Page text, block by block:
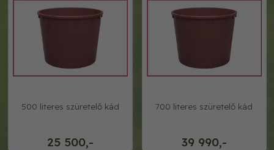
25 500,-
500 literes szüretelő kád
39 990,-
700 literes szüretelő kád